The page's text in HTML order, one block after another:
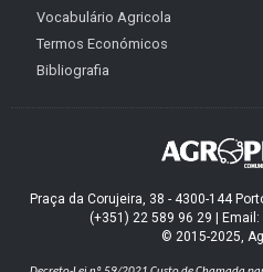
Vocabulário Agricola
Termos Económicos
Bibliografia
Praça da Corujeira, 38 - 4300-144
(+351) 22 589 96 29 |
© 2015-2025,